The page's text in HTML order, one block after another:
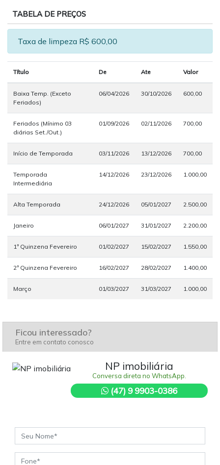
TABELA DE PREÇOS
Taxa de limpeza R$ 600,00
Título De Ate Valor
Baixa Temp. (Exceto
Feriados)
06/04/2026 30/10/2026 600,00
Feriados (Mínimo 03
diárias Set./Out.)
01/09/2026 02/11/2026 700,00
Início de Temporada 03/11/2026 13/12/2026 700,00
Temporada
Intermediária
14/12/2026 23/12/2026 1.000,00
Alta Temporada 24/12/2026 05/01/2027 2.500,00
Janeiro 06/01/2027 31/01/2027 2.200,00
1ª Quinzena Fevereiro 01/02/2027 15/02/2027 1.550,00
2ª Quinzena Fevereiro 16/02/2027 28/02/2027 1.400,00
Março 01/03/2027 31/03/2027 1.000,00
Ficou interessado?
Entre em contato conosco
NP imobiliária
Conversa direta no WhatsApp.
(47) 9 9903-0386